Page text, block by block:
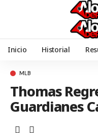
Inicio Historial
MLB
Thomas
Guardianes